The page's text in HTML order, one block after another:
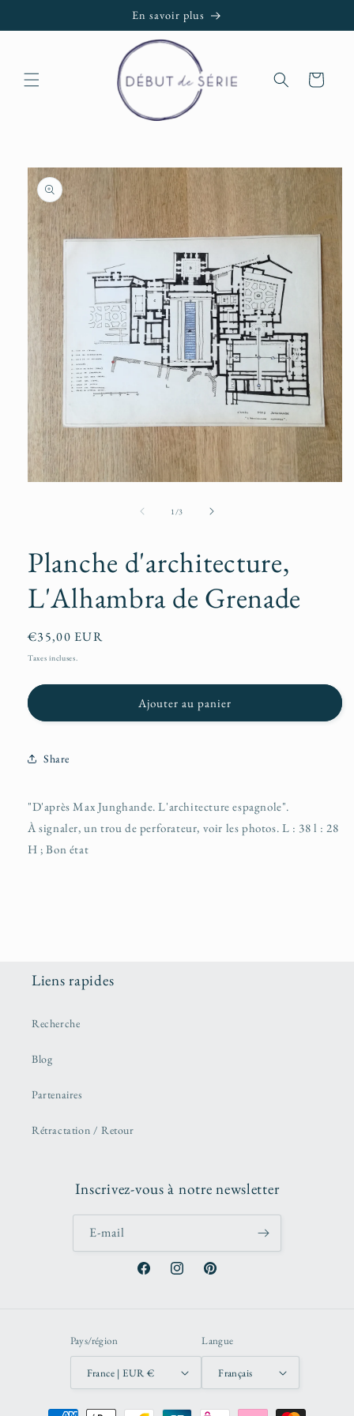
En savoir plus
Panier
Passer aux
informations
produits
fenêtre
modale
1/de
3
Planche d'architecture,
L'Alhambra de Grenade
Prix
habituel
€35,00 EUR
Taxes incluses.
Ajouter au panier
Share
"D'après Max Junghande. L'architecture espagnole".
À signaler, un trou de perforateur, voir les photos. L : 38 l : 28
H ; Bon état
Liens rapides
Recherche
Blog
Partenaires
Rétractation / Retour
Inscrivez-vous à notre newsletter
E-mail
FacebookInstagramPinterest
Pays/région
France | EUR €
Langue
Français
Moyens